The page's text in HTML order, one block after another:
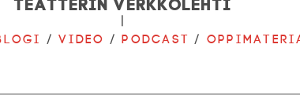
|
/Video /Podcast /